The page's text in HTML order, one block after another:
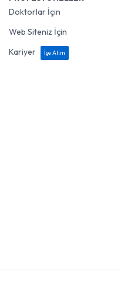
Doktorlar İçin
Web Siteniz İçin
Kariyer
İşe Alım